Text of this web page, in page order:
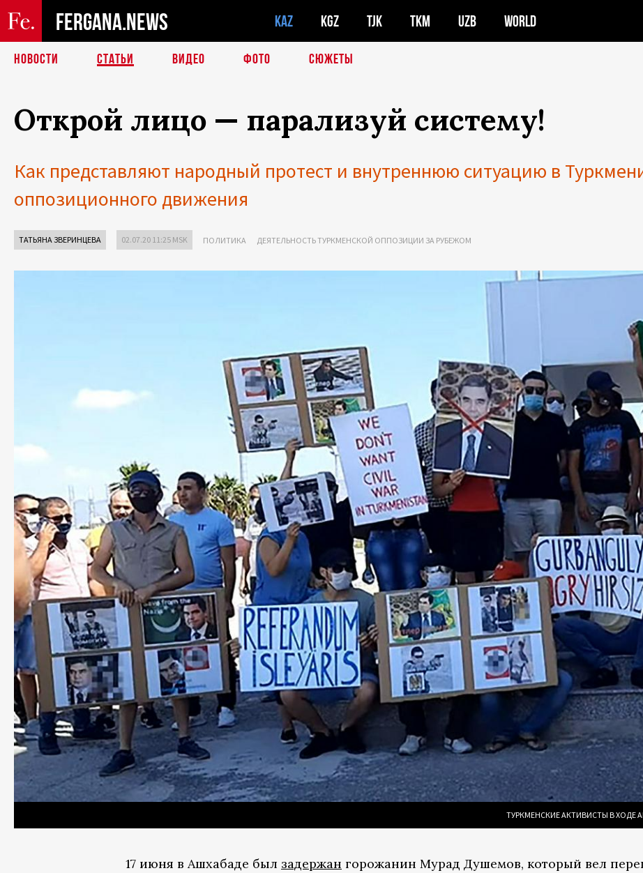
FERGANA.NEWS KAZ KGZ TJK TKM UZB WORLD
НОВОСТИ СТАТЬИ ВИДЕО ФОТО СЮЖЕТЫ
Открой лицо — парализуй систему!
Как представляют народный протест и внутреннюю ситуацию в
оппозиционного движения
ТАТЬЯНА ЗВЕРИНЦЕВА 02.07.20 11:25 MSK ПОЛИТИКА ДЕЯТЕЛЬНОСТЬ ТУРКМЕНСКОЙ ОППОЗИЦИИ ЗА РУБЕЖОМ
ТУРКМЕНСКИЕ АКТИВИСТЫ В ХОДЕ
17 июня в Ашхабаде был задержан горожанин Мурад Душемов, который вел